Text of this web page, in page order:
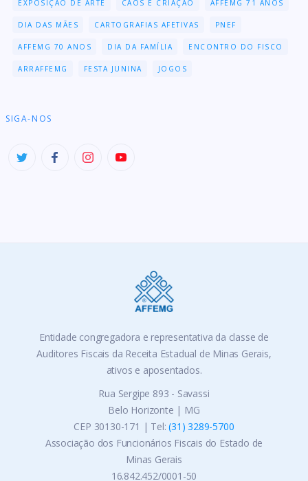
EXPOSIÇÃO DE ARTE CAOS E CRIAÇÃO AFFEMG 71 ANOS
DIA DAS MÃES CARTOGRAFIAS AFETIVAS PNEF
AFFEMG 70 ANOS DIA DA FAMÍLIA ENCONTRO DO FISCO
ARRAFFEMG FESTA JUNINA JOGOS
SIGA-NOS
Entidade congregadora e representativa da classe de
Auditores Fiscais da Receita Estadual de Minas Gerais,
ativos e aposentados.
Rua Sergipe 893 - Savassi
Belo Horizonte | MG
CEP 30130-171 | Tel:(31) 3289-5700
Associação dos Funcionários Fiscais do Estado de
Minas Gerais
16.842.452/0001-50